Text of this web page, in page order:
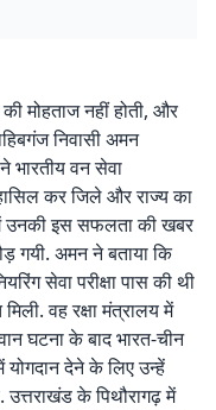
मोहताज नहीं होती, और
निवासी अमन
वन सेवा
कर जिले और राज्य का
में उनकी इस सफलता की खबर
गयी. अमन ने बताया कि
सेवा परीक्षा पास की थी
वह रक्षा मंत्रालय में
घटना के बाद भारत-चीन
योगदान देने के लिए उन्हें
के पिथौरागढ़ में